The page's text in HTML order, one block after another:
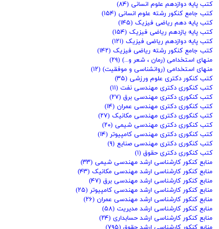
کتب پایه دوازدهم علوم انسانی (۸۴)
کتب جامع کنکور رشته علوم انسانی (۱۵۴)
کتب پایه دهم ریاضی فیزیک (۱۴۵)
کتب پایه یازدهم ریاضی فیزیک (۱۵۴)
کتب پایه دوازدهم ریاضی فیزیک (۱۲۱)
کتب جامع کنکور رشته ریاضی فیزیک (۱۴۲)
منهای استخدامی (رمان ، شعر و...) (۲۹)
منهای استخدامی (روانشناسی و موفقیت) (۱۲)
کتب کنکور دکتری علوم ورزشی (۳۵)
کتب کنکوری دکتری مهندسی نفت (۱۱)
کتب کنکوری دکتری مهندسی برق (۲۷)
کتب کنکوری دکتری مهندسی عمران (۱۴)
کتب کنکوری دکتری مهندسی مکانیک (۲۷)
کتب کنکوری دکتری مهندسی شیمی (۲۰)
کتب کنکوری دکتری مهندسی کامپیوتر (۱۴)
کتب کنکوری دکتری مهندسی صنایع (۹)
کتب کنکوری دکتری حقوق (۱)
منابع کنکور کارشناسی ارشد مهندسی شیمی (۳۳)
منابع کنکور کارشناسی ارشد مهندسی مکانیک (۴۳)
منابع کنکور کارشناسی ارشد مهندسی برق (۴۷)
منابع کنکور کارشناسی ارشد مهندسی کامپیوتر (۲۵)
منابع کنکور کارشناسی ارشد مهندسی عمران (۲۶)
منابع کنکور کارشناسی ارشد مدیریت (۵۸)
منابع کنکور کارشناسی ارشد حسابداری (۲۴)